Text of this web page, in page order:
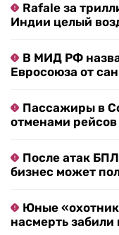
Rafale за
Индии целый
В МИД РФ
Евросоюза от
Пассажиры в
отменами
После атак
бизнес может
Юные
насмерть